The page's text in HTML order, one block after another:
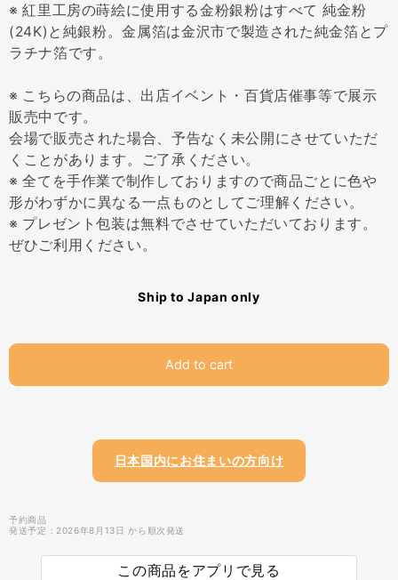
※ 紅里工房の蒔絵に使用する金粉銀粉はすべて 純金粉
(24K)と純銀粉。金属箔は金沢市で製造された純金箔とプ
ラチナ箔です。
※ こちらの商品は、出店イベント・百貨店催事等で展示
販売中です。
会場で販売された場合、予告なく未公開にさせていただ
くことがあります。ご了承ください。
※ 全てを手作業で制作しておりますので商品ごとに色や
形がわずかに異なる一点ものとしてご理解ください。
※ プレゼント包装は無料でさせていただいております。
ぜひご利用ください。
Ship to Japan only
Add to cart
日本国内にお住まいの方向け
予約商品
発送予定：2026年8月13日 から順次発送
この商品をアプリで見る